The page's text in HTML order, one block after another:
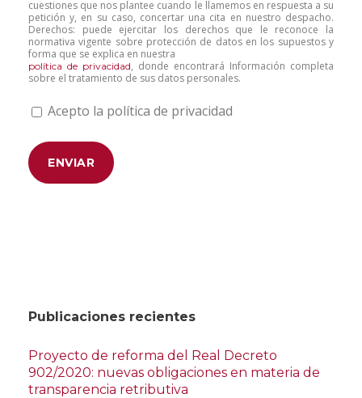
cuestiones que nos plantee cuando le llamemos en respuesta a su
petición y, en su caso, concertar una cita en nuestro despacho.
Derechos: puede ejercitar los derechos que le reconoce la
normativa vigente sobre protección de datos en los supuestos y
forma que se explica en nuestra
política de privacidad, donde encontrará Información completa
sobre el tratamiento de sus datos personales.
Acepto la política de privacidad
Publicaciones recientes
Proyecto de reforma del Real Decreto
902/2020: nuevas obligaciones en materia de
transparencia retributiva